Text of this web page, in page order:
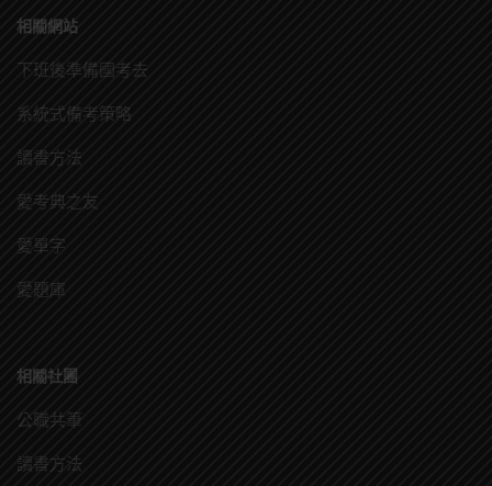
相關網站
下班後準備國考去
系統式備考策略
讀書方法
愛考典之友
愛單字
愛題庫
相關社團
公職共筆
讀書方法